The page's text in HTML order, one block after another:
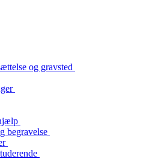
og gravsted
begravelse